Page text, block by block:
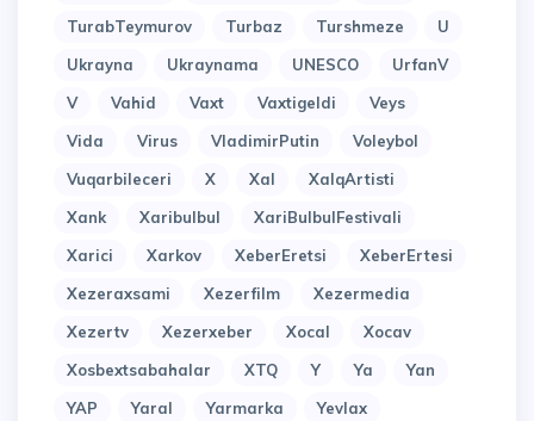
TurabTeymurov
Turbaz Turshmeze
U
Ukrayna
Ukraynama UNESCO
UrfanV
V
Vahid Vaxt Vaxtigeldi
Veys
Vida
Virus VladimirPutin
Voleybol
Vuqarbileceri
X Xal
XalqArtisti
Xank
Xaribulbul
XariBulbulFestivali
Xarici
Xarkov XeberEretsi
XeberErtesi
Xezeraxsami
Xezerfilm
Xezermedia
Xezertv
Xezerxeber Xocal
Xocav
Xosbextsabahalar
XTQ Y Ya
Yan
YAP
Yaral Yarmarka
Yevlax